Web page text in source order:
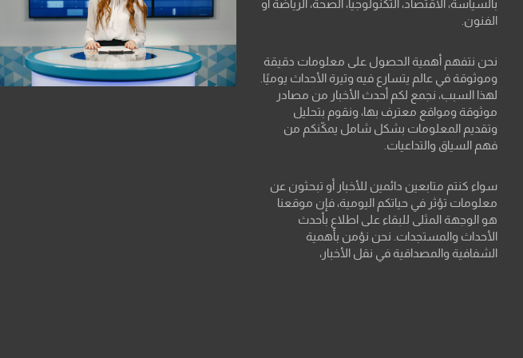
بالسياسة، الاقتصاد، التكنولوجيا، الصحة، الرياضة أو
الفنون.
نحن نتفهم أهمية الحصول على معلومات دقيقة
وموثوقة في عالم يتسارع فيه وتيرة الأحداث يوميًا.
لهذا السبب، نجمع لكم أحدث الأخبار من مصادر
موثوقة ومواقع معترف بها، ونقوم بتحليل
وتقديم المعلومات بشكل شامل يمكّنكم من
فهم السياق والتداعيات.
سواء كنتم متابعين دائمين للأخبار أو تبحثون عن
معلومات تؤثر في حياتكم اليومية، فإن موقعنا
هو الوجهة المثلى للبقاء على اطلاع بأحدث
الأحداث والمستجدات. نحن نؤمن بأهمية
الشفافية والمصداقية في نقل الأخبار،